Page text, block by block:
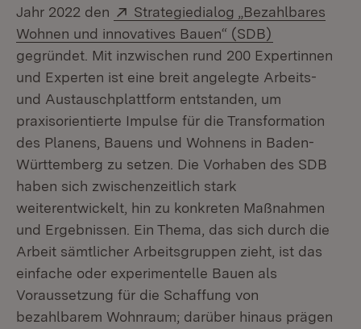
Jahr 2022 den
Extern:
Strategiedialog „Bezahlbares
Wohnen und innovatives Bauen“ (SDB)
gegründet. Mit inzwischen rund 200 Expertinnen
und Experten ist eine breit angelegte Arbeits-
und Austauschplattform entstanden, um
praxisorientierte Impulse für die Transformation
des Planens, Bauens und Wohnens in Baden-
Württemberg zu setzen. Die Vorhaben des SDB
haben sich zwischenzeitlich stark
weiterentwickelt, hin zu konkreten Maßnahmen
und Ergebnissen. Ein Thema, das sich durch die
Arbeit sämtlicher Arbeitsgruppen zieht, ist das
einfache oder experimentelle Bauen als
Voraussetzung für die Schaffung von
bezahlbarem Wohnraum; darüber hinaus prägen